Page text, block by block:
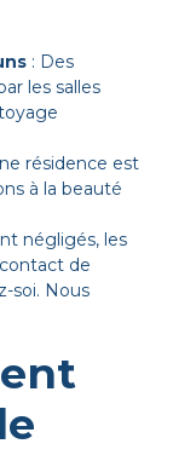
: Des
les salles
résidence est
à la beauté
négligés, les
de
soi. Nous